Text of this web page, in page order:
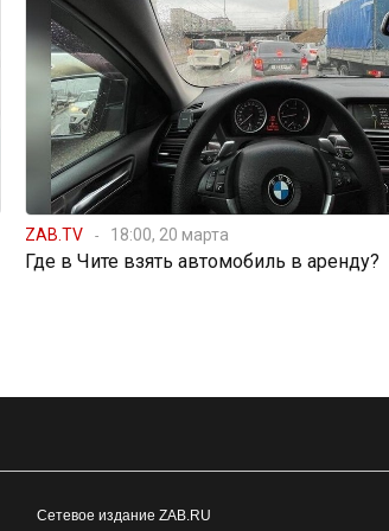
ZAB.TV 18:00, 20 марта
Где в Чите взять автомобиль в аренду?
Сетевое издание ZAB.RU